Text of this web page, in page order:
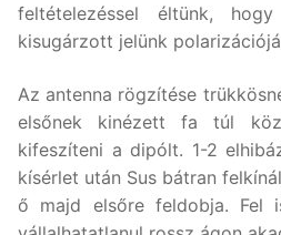
feltételezéssel éltünk,
kisugárzott jelünk
Az antenna rögzítése
elsőnek kinézett fa túl
kifeszíteni a dipólt. 1-2
kísérlet után Sus bátran
ő majd elsőre feldobja. Fel